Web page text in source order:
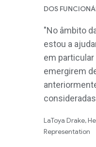
DOS
"No âmbito
estou a
em
emergirem
LaToya Drake,
Representation